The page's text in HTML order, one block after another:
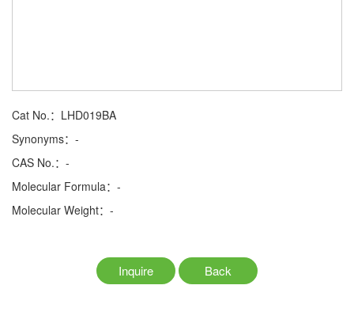
Cat No.：LHD019BA
Synonyms：-
CAS No.：-
Molecular Formula：-
Molecular Weight：-
Inquire Back